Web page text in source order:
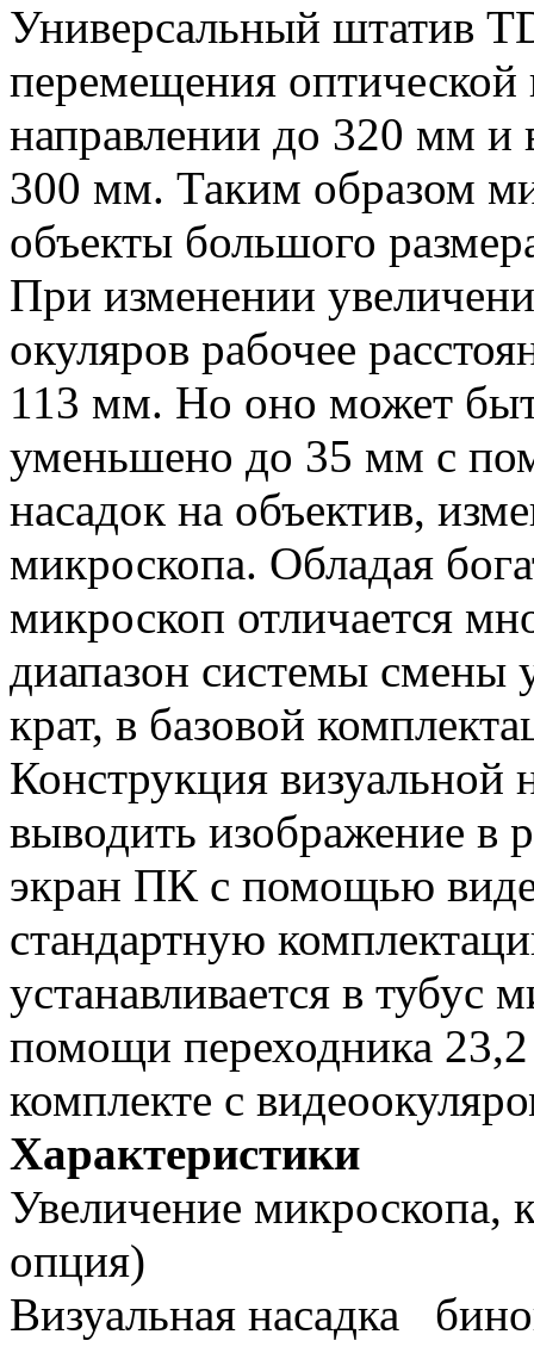
Универсальный штатив
перемещения оптической
направлении до 320 мм и
300 мм. Таким образом
объекты большого
При изменении
окуляров рабочее
113 мм. Но оно может
уменьшено до 35 мм с
насадок на объектив,
микроскопа. Обладая
микроскоп отличается
диапазон системы смены
крат, в базовой
Конструкция визуальной
выводить изображение в
экран ПК с помощью
стандартную
устанавливается в тубус
помощи переходника
комплекте с
Характеристики
Увеличение
опция)
Визуальная насадка